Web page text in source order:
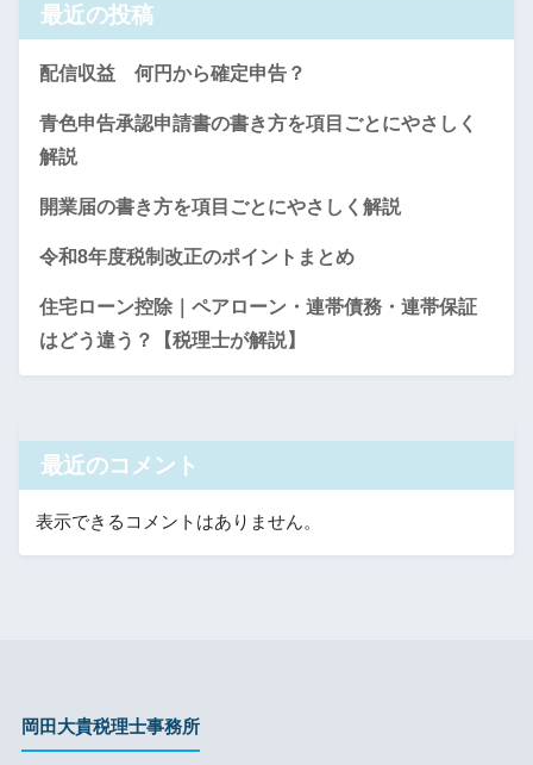
最近の投稿
配信収益 何円から確定申告？
青色申告承認申請書の書き方を項目ごとにやさしく
解説
開業届の書き方を項目ごとにやさしく解説
令和8年度税制改正のポイントまとめ
住宅ローン控除｜ペアローン・連帯債務・連帯保証
はどう違う？【税理士が解説】
最近のコメント
表示できるコメントはありません。
岡田大貴税理士事務所